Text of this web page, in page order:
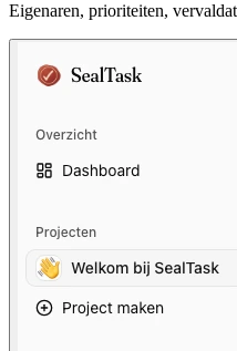
Eigenaren, prioriteiten,